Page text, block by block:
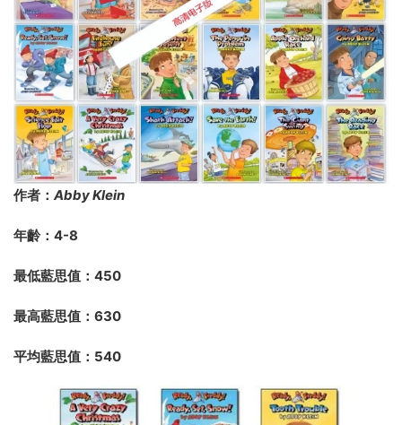
作者： Abby Klein
年齡：4-8
最低藍思值：450
最高藍思值：630
平均藍思值：540